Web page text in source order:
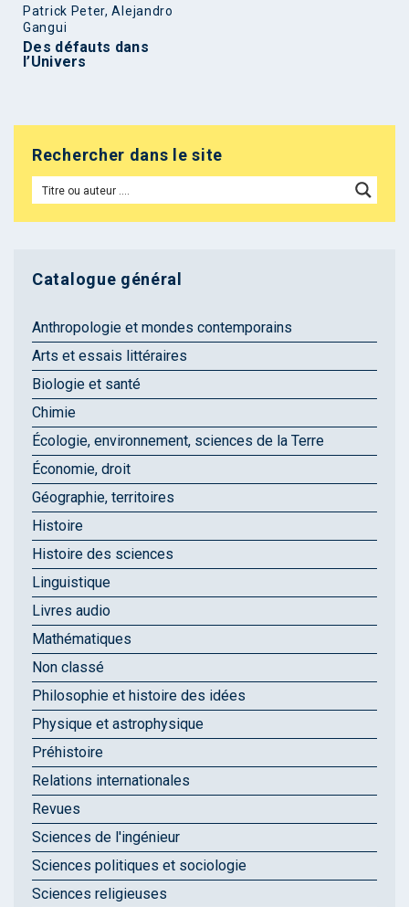
Patrick Peter, Alejandro
Gangui
Des défauts dans
l’Univers
Rechercher dans le site
Catalogue général
Anthropologie et mondes contemporains
Arts et essais littéraires
Biologie et santé
Chimie
Écologie, environnement, sciences de la Terre
Économie, droit
Géographie, territoires
Histoire
Histoire des sciences
Linguistique
Livres audio
Mathématiques
Non classé
Philosophie et histoire des idées
Physique et astrophysique
Préhistoire
Relations internationales
Revues
Sciences de l'ingénieur
Sciences politiques et sociologie
Sciences religieuses